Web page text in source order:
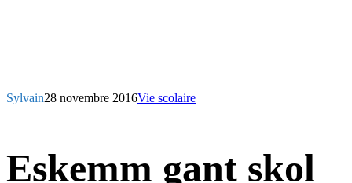
Sylvain28 novembre 2016Vie scolaire
Eskemm gant skol